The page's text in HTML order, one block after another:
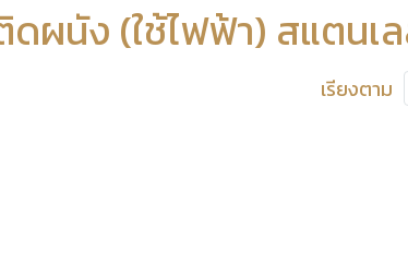
ผนัง (ใช้ไฟฟ้า) สแตนเ
เรียงตาม